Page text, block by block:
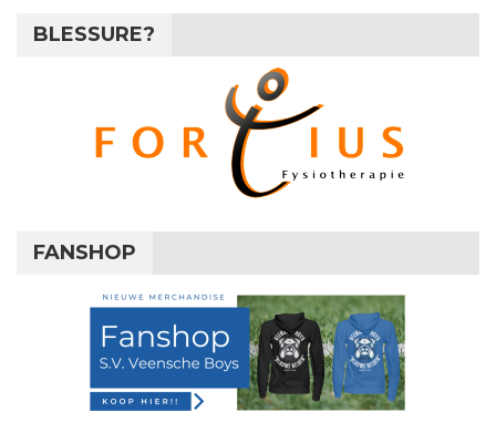
BLESSURE?
FANSHOP